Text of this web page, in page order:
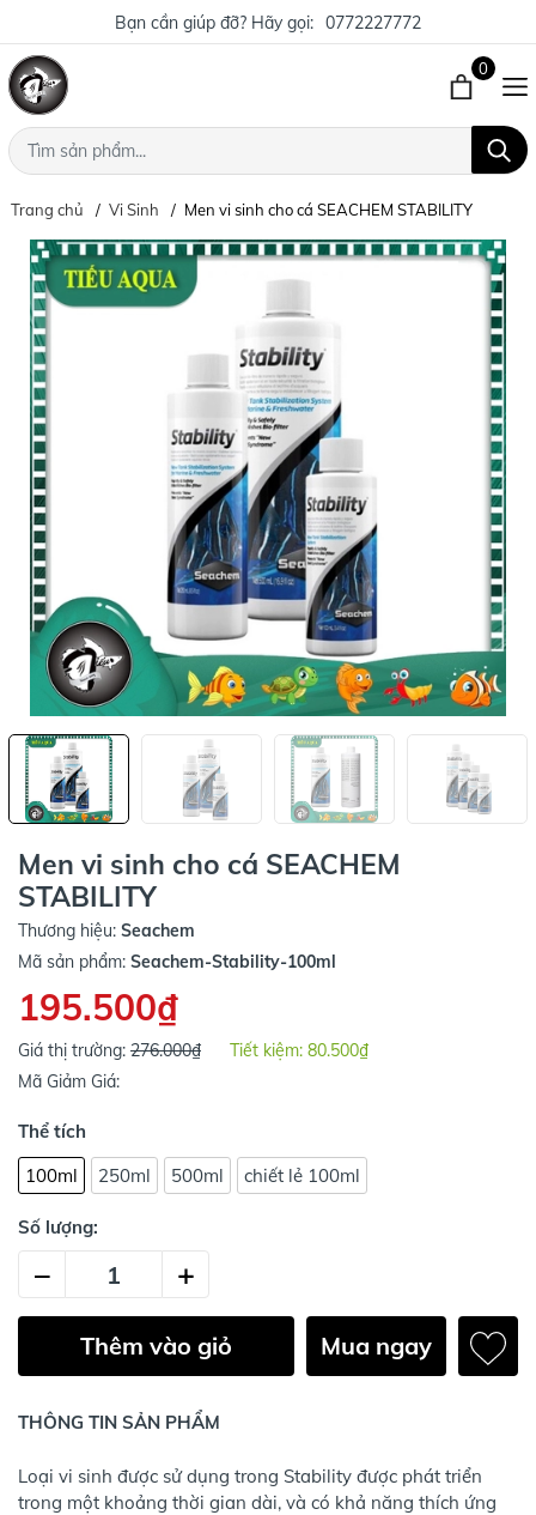
Bạn cần giúp đỡ? Hãy gọi: 0772227772
0
Trang chủ Vi Sinh Men vi sinh cho cá SEACHEM STABILITY
Men vi sinh cho cá SEACHEM
STABILITY
Thương hiệu: Seachem
Mã sản phẩm: Seachem-Stability-100ml
195.500₫
Giá thị trường: 276.000₫ Tiết kiệm: 80.500₫
Mã Giảm Giá:
Thể tích
100ml
250ml 500ml chiết lẻ 100ml
Số lượng:
– +
Thêm vào giỏ Mua ngay
THÔNG TIN SẢN PHẨM
Loại vi sinh được sử dụng trong Stability được phát triển
trong một khoảng thời gian dài, và có khả năng thích ứng